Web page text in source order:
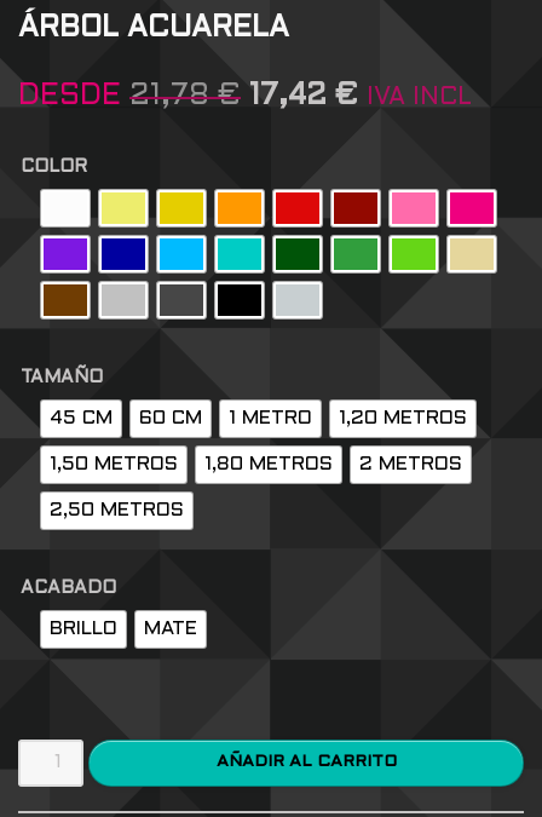
ÁRBOL ACUARELA
DESDE 21,78€ 17,42 € IVA INCL
COLOR
TAMAÑO
45 CM 60 CM 1 METRO 1,20 METROS
1,50 METROS 1,80 METROS 2 METROS
2,50 METROS
ACABADO
BRILLO MATE
AÑADIR AL CARRITO